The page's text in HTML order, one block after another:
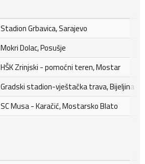
Stadion Grbavica, Sarajevo
Mokri Dolac, Posušje
HŠK Zrinjski - pomoćni teren, Mostar
Gradski stadion-vještačka trava, Bijeljina
SC Musa - Karačić, Mostarsko Blato